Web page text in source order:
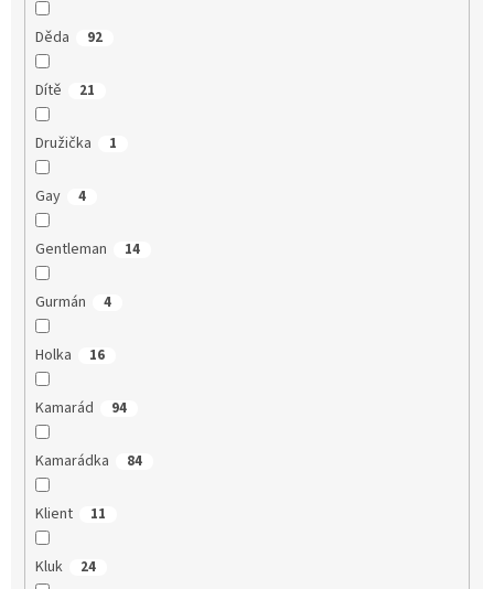
Děda 92
Dítě 21
Družička 1
Gay 4
Gentleman 14
Gurmán 4
Holka 16
Kamarád 94
Kamarádka 84
Klient 11
Kluk 24